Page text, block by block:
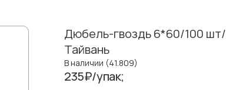
Дюбель-гвоздь 6*60/100 шт/
Тайвань
В наличии (41.809)
235₽/упак;